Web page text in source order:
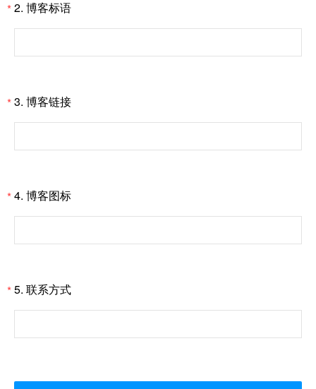
*2. 博客标语
*3. 博客链接
*4. 博客图标
*5. 联系方式